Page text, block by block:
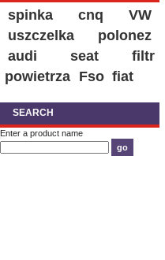
spinka cnq
VW
uszczelka
polonez
audi
seat
filtr
powietrza Fso fiat
SEARCH
Enter a product name